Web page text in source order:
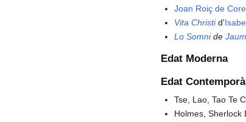
Joan Roiç de
Vita Christid'
Lo Somnide
Edat Moderna
Edat
Tse, Lao, Tao Te
Holmes, Sherlock